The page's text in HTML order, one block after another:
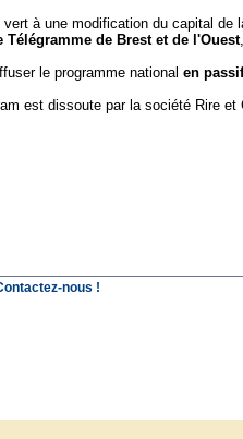
vert à une modification du capital de
Télégramme de Brest et de l'Ouest
le programme national en
est dissoute par la société Rire et
nous !